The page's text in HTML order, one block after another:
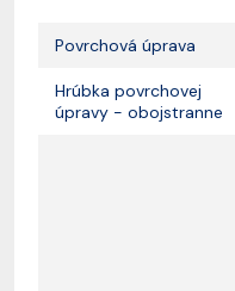
Povrchová úprava
Hrúbka povrchovej
úpravy - obojstranne